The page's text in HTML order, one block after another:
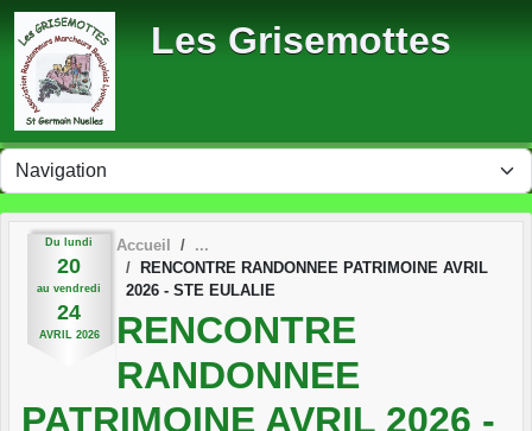
Les Grisemottes
Du lundi
20
au vendredi
24
AVRIL 2026
Accueil
RENCONTRE RANDONNEE PATRIMOINE AVRIL
2026 - STE EULALIE
RENCONTRE
RANDONNEE
PATRIMOINE AVRIL 2026 -
Panneau de gestion des cookies